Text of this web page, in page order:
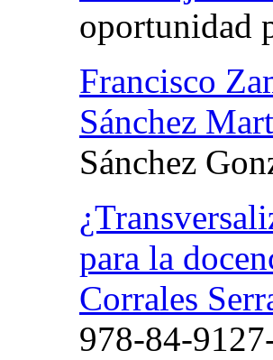
oportunidad
Francisco
Sánchez
Sánchez
para la
Corrales
978-84-